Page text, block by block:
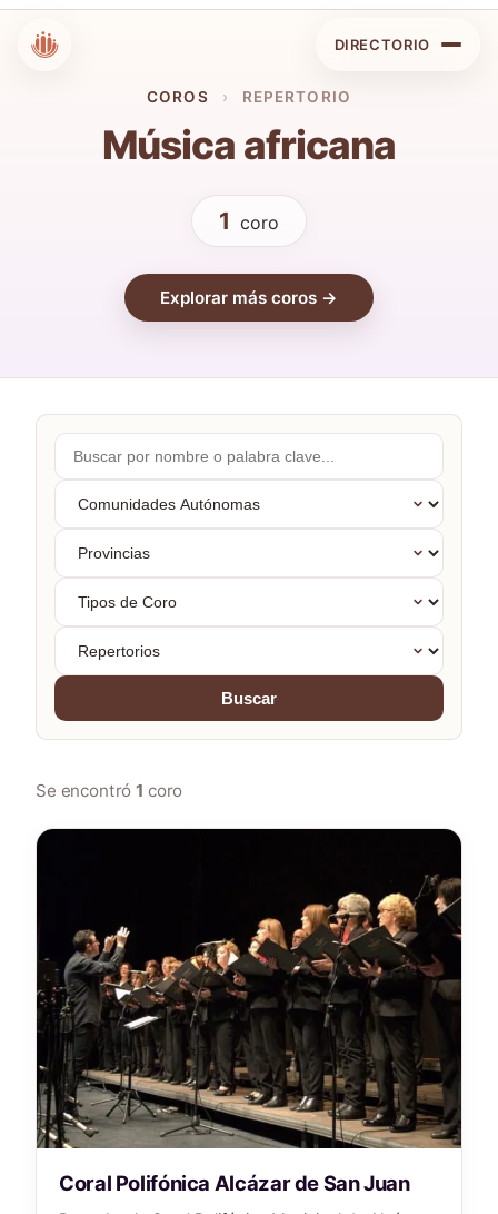
COROS › REPERTORIO
Música africana
1 coro
Explorar más coros →
Buscar
por
nombre...
Comunidades
Autónomas
Provincias
Tipos
Coro
Repertorios
Buscar
Se encontró1 coro
Coral Polifónica Alcázar de San Juan
DIRECTORIO